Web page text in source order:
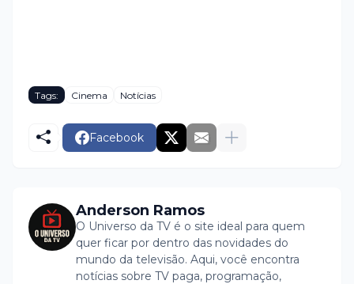
Tags: Cinema Notícias
Facebook
Anderson Ramos
O Universo da TV é o site ideal para quem
quer ficar por dentro das novidades do
mundo da televisão. Aqui, você encontra
notícias sobre TV paga, programação,